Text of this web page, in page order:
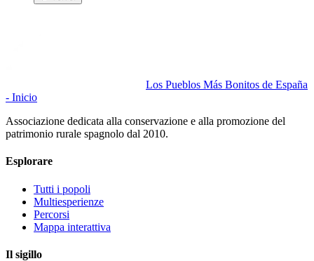
Los Pueblos Más Bonitos de España
- Inicio
Associazione dedicata alla conservazione e alla promozione del
patrimonio rurale spagnolo dal 2010.
Esplorare
Tutti i popoli
Multiesperienze
Percorsi
Mappa interattiva
Il sigillo